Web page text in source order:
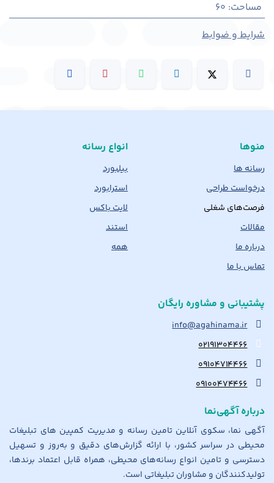
مساحت:
60
شرایط و ضوابط
منوها
رسانه ها
درخواست طراحی
فرصت‌های شغلی
مقالات
درباره ما
تماس با ما
انواع رسانه
بیلبورد
استرابورد
لایت باکس
استند
همه
پشتیبانی و مشاوره رایگان
info@agahinama.ir
۰۲۱۹۱۳۰۴۴۶۶
۰۹۱۰۴۷۱۴۴۶۶
۰۹۱۰۰۴۷۴۴۶۶
درباره آگهی‌نما
آگهی نما، سکوی آنلاین تامین رسانه و مدیریت کمپین های تبلیغات
محیطی در سراسر کشور، با ارائه گزارش‌های دقیق و به‌روز و تسهیل
دسترسی و تامین انواع رسانه‌های محیطی، همراه قابل اعتماد برندها،
تولیدکنندگان و مشاوران تبلیغاتی است.